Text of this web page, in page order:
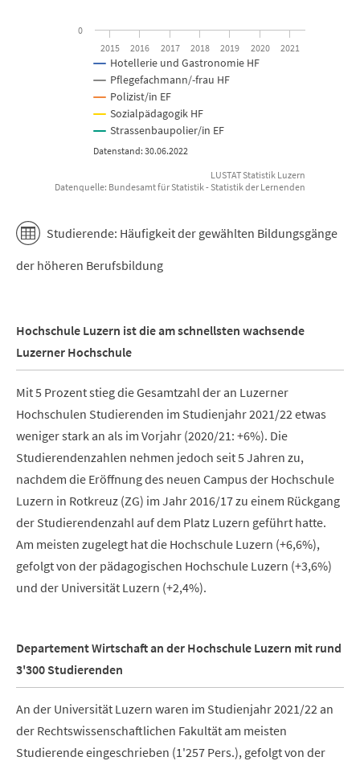
Datenstand: 30.06.2022
Hotellerie und Gastronomie HF
Pflegefachmann/-frau HF
Polizist/in EF
Sozialpädagogik HF
Strassenbaupolier/in EF
2015 2016 2017 2018 2019 2020 2021
0
LUSTAT Statistik Luzern
Datenquelle: Bundesamt für Statistik - Statistik der Lernenden
Studierende: Häufigkeit der gewählten Bildungsgänge
der höheren Berufsbildung
Hochschule Luzern ist die am schnellsten wachsende
Luzerner Hochschule
Mit 5 Prozent stieg die Gesamtzahl der an Luzerner
Hochschulen Studierenden im Studienjahr 2021/22 etwas
weniger stark an als im Vorjahr (2020/21: +6%). Die
Studierendenzahlen nehmen jedoch seit 5 Jahren zu,
nachdem die Eröffnung des neuen Campus der Hochschule
Luzern in Rotkreuz (ZG) im Jahr 2016/17 zu einem Rückgang
der Studierendenzahl auf dem Platz Luzern geführt hatte.
Am meisten zugelegt hat die Hochschule Luzern (+6,6%),
gefolgt von der pädagogischen Hochschule Luzern (+3,6%)
und der Universität Luzern (+2,4%).
Departement Wirtschaft an der Hochschule Luzern mit rund
3'300 Studierenden
An der Universität Luzern waren im Studienjahr 2021/22 an
der Rechtswissenschaftlichen Fakultät am meisten
Studierende eingeschrieben (1'257 Pers.), gefolgt von der